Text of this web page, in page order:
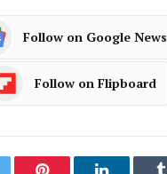
Follow on Google News
Follow on Flipboard